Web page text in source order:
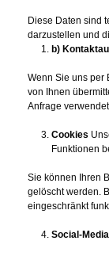
Diese Daten sind
darzustellen und
b)
Wenn Sie uns per
von Ihnen
Anfrage
Cookies
Funktionen
Sie können Ihren
gelöscht werden.
eingeschränkt